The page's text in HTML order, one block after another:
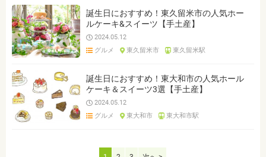
誕生日におすすめ！東久留米市の人気ホー
ルケーキ&スイーツ【手土産】
2024.05.12
グルメ
東久留米市 東久留米駅
誕生日におすすめ！東大和市の人気ホール
ケーキ＆スイーツ3選【手土産】
2024.05.12
グルメ
東大和市 東大和市駅